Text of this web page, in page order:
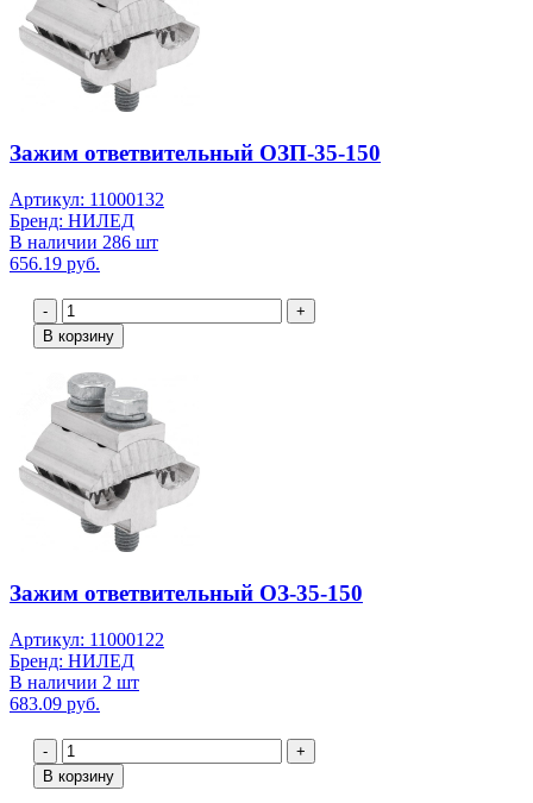
Зажим ответвительный ОЗП-35-150
Артикул: 11000132
Бренд: НИЛЕД
В наличии 286 шт
656.19 руб.
-
+
В корзину
Зажим ответвительный ОЗ-35-150
Артикул: 11000122
Бренд: НИЛЕД
В наличии 2 шт
683.09 руб.
-
+
В корзину